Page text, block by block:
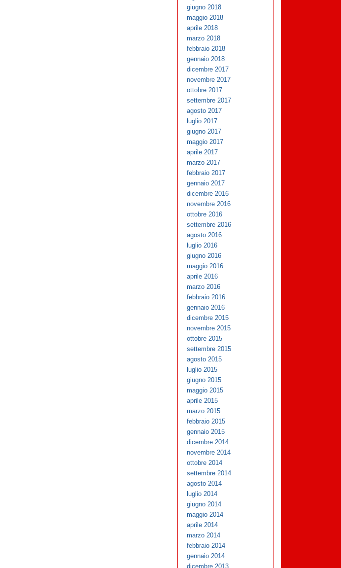
giugno 2018
maggio 2018
aprile 2018
marzo 2018
febbraio 2018
gennaio 2018
dicembre 2017
novembre 2017
ottobre 2017
settembre 2017
agosto 2017
luglio 2017
giugno 2017
maggio 2017
aprile 2017
marzo 2017
febbraio 2017
gennaio 2017
dicembre 2016
novembre 2016
ottobre 2016
settembre 2016
agosto 2016
luglio 2016
giugno 2016
maggio 2016
aprile 2016
marzo 2016
febbraio 2016
gennaio 2016
dicembre 2015
novembre 2015
ottobre 2015
settembre 2015
agosto 2015
luglio 2015
giugno 2015
maggio 2015
aprile 2015
marzo 2015
febbraio 2015
gennaio 2015
dicembre 2014
novembre 2014
ottobre 2014
settembre 2014
agosto 2014
luglio 2014
giugno 2014
maggio 2014
aprile 2014
marzo 2014
febbraio 2014
gennaio 2014
dicembre 2013